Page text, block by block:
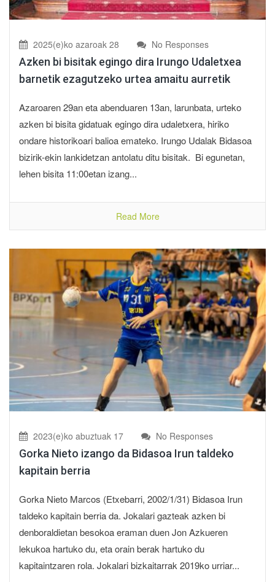
2025(e)ko azaroak 28 No Responses
Azken bi bisitak egingo dira Irungo Udaletxea
barnetik ezagutzeko urtea amaitu aurretik
Azaroaren 29an eta abenduaren 13an, larunbata, urteko
azken bi bisita gidatuak egingo dira udaletxera, hiriko
ondare historikoari balioa emateko. Irungo Udalak Bidasoa
bizirik-ekin lankidetzan antolatu ditu bisitak. Bi egunetan,
lehen bisita 11:00etan izang...
Read More
2023(e)ko abuztuak 17 No Responses
Gorka Nieto izango da Bidasoa Irun taldeko
kapitain berria
Gorka Nieto Marcos (Etxebarri, 2002/1/31) Bidasoa Irun
taldeko kapitain berria da. Jokalari gazteak azken bi
denboraldietan besokoa eraman duen Jon Azkueren
lekukoa hartuko du, eta orain berak hartuko du
kapitaintzaren rola. Jokalari bizkaitarrak 2019ko urriar...